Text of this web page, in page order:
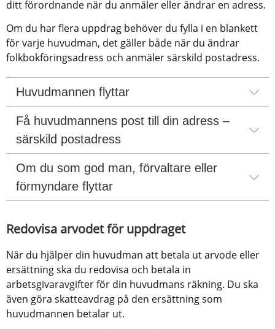
ditt förordnande när du anmäler eller ändrar en adress.
Om du har flera uppdrag behöver du fylla i en blankett
för varje huvudman, det gäller både när du ändrar
folkbokföringsadress och anmäler särskild postadress.
Huvudmannen flyttar
Få huvudmannens post till din adress –
särskild postadress
Om du som god man, förvaltare eller
förmyndare flyttar
Redovisa arvodet för uppdraget
När du hjälper din huvudman att betala ut arvode eller
ersättning ska du redovisa och betala in
arbetsgivaravgifter för din huvudmans räkning. Du ska
även göra skatteavdrag på den ersättning som
huvudmannen betalar ut.